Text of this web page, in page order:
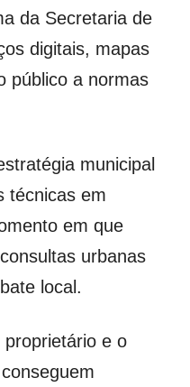
da Secretaria de
digitais, mapas
público a normas
municipal
técnicas em
em que
urbanas
local.
e o